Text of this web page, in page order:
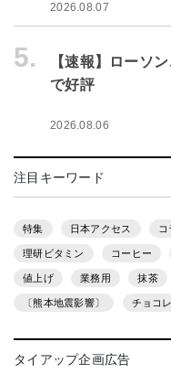
2026.08.07
5.
【速報】ローソ
で好評
2026.08.06
注目キーワード
特集 日本アクセス コ
理研ビタミン コーヒー
値上げ 業務用 抹茶
〔熊本地震影響〕 チョコ
タイアップ企画広告